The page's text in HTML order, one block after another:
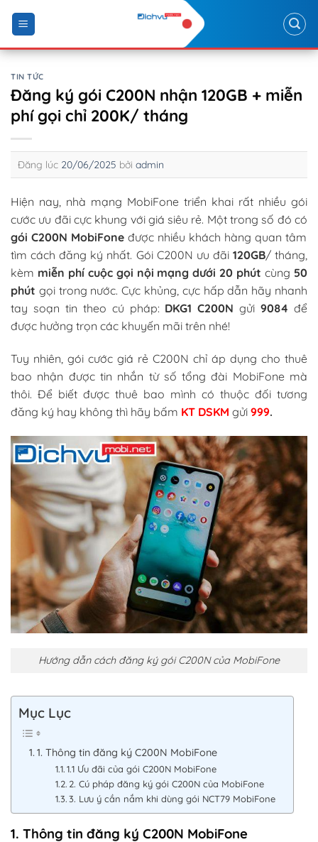
content
TIN TỨC
Đăng ký gói C200N nhận 120GB + miễn
phí gọi chỉ 200K/ tháng
Đăng lúc 20/06/2025 bởi admin
Hiện nay, nhà mạng MobiFone triển khai rất nhiều gói
cước ưu đãi cực khung với giá siêu rẻ. Một trong số đó có
gói C200N MobiFone được nhiều khách hàng quan tâm
tìm cách đăng ký nhất. Gói C200N ưu đãi 120GB/ tháng,
kèm miễn phí cuộc gọi nội mạng dưới 20 phút cùng 50
phút gọi trong nước. Cực khủng, cực hấp dẫn hãy nhanh
tay soạn tin theo cú pháp: DKG1 C200N gửi9084để
được hưởng trọn các khuyến mãi trên nhé!
Tuy nhiên, gói cước giá rẻ C200N chỉ áp dụng cho thuê
bao nhận được tin nhắn từ số tổng đài MobiFone mà
thôi. Để biết được thuê bao mình có thuộc đối tương
đăng ký hay không thì hãy bấm KT DSKM gửi 999.
Hướng dẫn cách đăng ký gói C200N của MobiFone
Mục Lục
1. Thông tin đăng ký C200N MobiFone
1.1 Ưu đãi của gói C200N MobiFone
2. Cú pháp đăng ký gói C200N của MobiFone
3. Lưu ý cần nắm khi dùng gói NCT79 MobiFone
1. Thông tin đăng ký C200N MobiFone